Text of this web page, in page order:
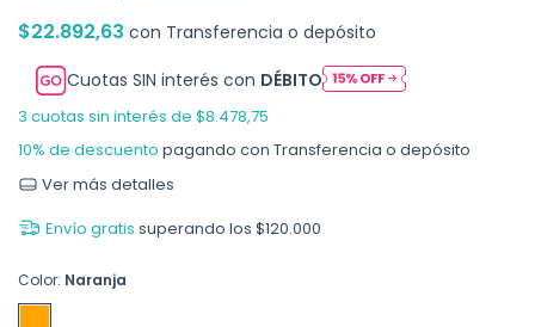
$22.892,63 con Transferencia o depósito
Cuotas SIN interés con DÉBITO
3 cuotas sin interés de $8.478,75
10% de descuento pagando con Transferencia o depósito
Ver más detalles
Envío gratis superando los $120.000
Color: Naranja